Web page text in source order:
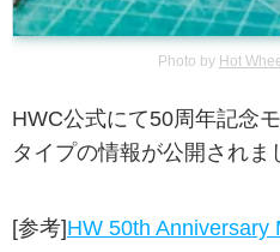
Photo by Hot
HWC公式にて50周年記念
タイプの情報が公開されま
[参考]HW 50th Anniversary